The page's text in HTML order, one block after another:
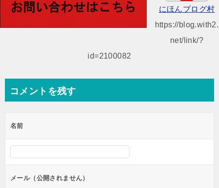
ビ
にほんブログ村
https://blog.with2.
net/link/?
id=2100082
コメントを残す
名前
メール（公開されません）